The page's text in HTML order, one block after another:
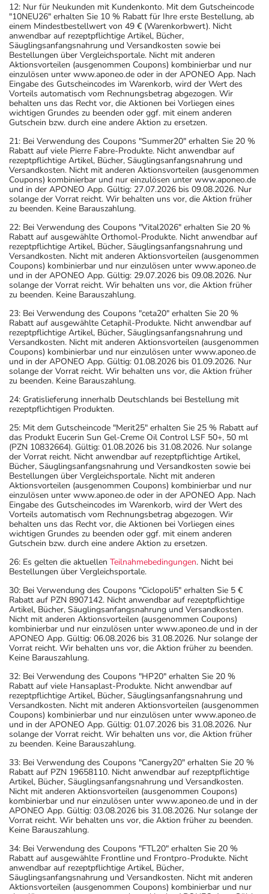
12: Nur für Neukunden mit Kundenkonto. Mit dem Gutscheincode
"10NEU26" erhalten Sie 10 % Rabatt für Ihre erste Bestellung, ab
einem Mindestbestellwert von 49 € (Warenkorbwert). Nicht
anwendbar auf rezeptpflichtige Artikel, Bücher,
Säuglingsanfangsnahrung und Versandkosten sowie bei
Bestellungen über Vergleichsportale. Nicht mit anderen
Aktionsvorteilen (ausgenommen Coupons) kombinierbar und nur
einzulösen unter www.aponeo.de oder in der APONEO App. Nach
Eingabe des Gutscheincodes im Warenkorb, wird der Wert des
Vorteils automatisch vom Rechnungsbetrag abgezogen. Wir
behalten uns das Recht vor, die Aktionen bei Vorliegen eines
wichtigen Grundes zu beenden oder ggf. mit einem anderen
Gutschein bzw. durch eine andere Aktion zu ersetzen.
21: Bei Verwendung des Coupons "Summer20" erhalten Sie 20 %
Rabatt auf viele Pierre Fabre-Produkte. Nicht anwendbar auf
rezeptpflichtige Artikel, Bücher, Säuglingsanfangsnahrung und
Versandkosten. Nicht mit anderen Aktionsvorteilen (ausgenommen
Coupons) kombinierbar und nur einzulösen unter www.aponeo.de
und in der APONEO App. Gültig: 27.07.2026 bis 09.08.2026. Nur
solange der Vorrat reicht. Wir behalten uns vor, die Aktion früher
zu beenden. Keine Barauszahlung.
22: Bei Verwendung des Coupons "Vital2026" erhalten Sie 20 %
Rabatt auf ausgewählte Orthomol-Produkte. Nicht anwendbar auf
rezeptpflichtige Artikel, Bücher, Säuglingsanfangsnahrung und
Versandkosten. Nicht mit anderen Aktionsvorteilen (ausgenommen
Coupons) kombinierbar und nur einzulösen unter www.aponeo.de
und in der APONEO App. Gültig: 29.07.2026 bis 09.08.2026. Nur
solange der Vorrat reicht. Wir behalten uns vor, die Aktion früher
zu beenden. Keine Barauszahlung.
23: Bei Verwendung des Coupons "ceta20" erhalten Sie 20 %
Rabatt auf ausgewählte Cetaphil-Produkte. Nicht anwendbar auf
rezeptpflichtige Artikel, Bücher, Säuglingsanfangsnahrung und
Versandkosten. Nicht mit anderen Aktionsvorteilen (ausgenommen
Coupons) kombinierbar und nur einzulösen unter www.aponeo.de
und in der APONEO App. Gültig: 01.08.2026 bis 01.09.2026. Nur
solange der Vorrat reicht. Wir behalten uns vor, die Aktion früher
zu beenden. Keine Barauszahlung.
24: Gratislieferung innerhalb Deutschlands bei Bestellung mit
rezeptpflichtigen Produkten.
25: Mit dem Gutscheincode "Merit25" erhalten Sie 25 % Rabatt auf
das Produkt Eucerin Sun Gel-Creme Oil Control LSF 50+, 50 ml
(PZN 10832664). Gültig: 01.08.2026 bis 31.08.2026. Nur solange
der Vorrat reicht. Nicht anwendbar auf rezeptpflichtige Artikel,
Bücher, Säuglingsanfangsnahrung und Versandkosten sowie bei
Bestellungen über Vergleichsportale. Nicht mit anderen
Aktionsvorteilen (ausgenommen Coupons) kombinierbar und nur
einzulösen unter www.aponeo.de oder in der APONEO App. Nach
Eingabe des Gutscheincodes im Warenkorb, wird der Wert des
Vorteils automatisch vom Rechnungsbetrag abgezogen. Wir
behalten uns das Recht vor, die Aktionen bei Vorliegen eines
wichtigen Grundes zu beenden oder ggf. mit einem anderen
Gutschein bzw. durch eine andere Aktion zu ersetzen.
26: Es gelten die aktuellen Teilnahmebedingungen. Nicht bei
Bestellungen über Vergleichsportale.
30: Bei Verwendung des Coupons "Ciclopoli5" erhalten Sie 5 €
Rabatt auf PZN 8907142. Nicht anwendbar auf rezeptpflichtige
Artikel, Bücher, Säuglingsanfangsnahrung und Versandkosten.
Nicht mit anderen Aktionsvorteilen (ausgenommen Coupons)
kombinierbar und nur einzulösen unter www.aponeo.de und in der
APONEO App. Gültig: 06.08.2026 bis 31.08.2026. Nur solange der
Vorrat reicht. Wir behalten uns vor, die Aktion früher zu beenden.
Keine Barauszahlung.
32: Bei Verwendung des Coupons "HP20" erhalten Sie 20 %
Rabatt auf viele Hansaplast-Produkte. Nicht anwendbar auf
rezeptpflichtige Artikel, Bücher, Säuglingsanfangsnahrung und
Versandkosten. Nicht mit anderen Aktionsvorteilen (ausgenommen
Coupons) kombinierbar und nur einzulösen unter www.aponeo.de
und in der APONEO App. Gültig: 01.07.2026 bis 31.08.2026. Nur
solange der Vorrat reicht. Wir behalten uns vor, die Aktion früher
zu beenden. Keine Barauszahlung.
33: Bei Verwendung des Coupons "Canergy20" erhalten Sie 20 %
Rabatt auf PZN 19658110. Nicht anwendbar auf rezeptpflichtige
Artikel, Bücher, Säuglingsanfangsnahrung und Versandkosten.
Nicht mit anderen Aktionsvorteilen (ausgenommen Coupons)
kombinierbar und nur einzulösen unter www.aponeo.de und in der
APONEO App. Gültig: 03.08.2026 bis 31.08.2026. Nur solange der
Vorrat reicht. Wir behalten uns vor, die Aktion früher zu beenden.
Keine Barauszahlung.
34: Bei Verwendung des Coupons "FTL20" erhalten Sie 20 %
Rabatt auf ausgewählte Frontline und Frontpro-Produkte. Nicht
anwendbar auf rezeptpflichtige Artikel, Bücher,
Säuglingsanfangsnahrung und Versandkosten. Nicht mit anderen
Aktionsvorteilen (ausgenommen Coupons) kombinierbar und nur